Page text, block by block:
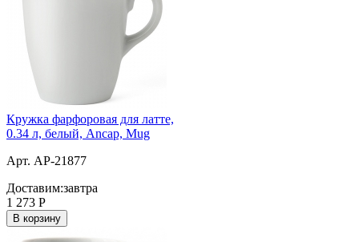
Кружка фарфоровая для латте,
0.34 л, белый, Ancap, Mug
Арт. AP-21877
Доставим:завтра
1 273 Р
В корзину